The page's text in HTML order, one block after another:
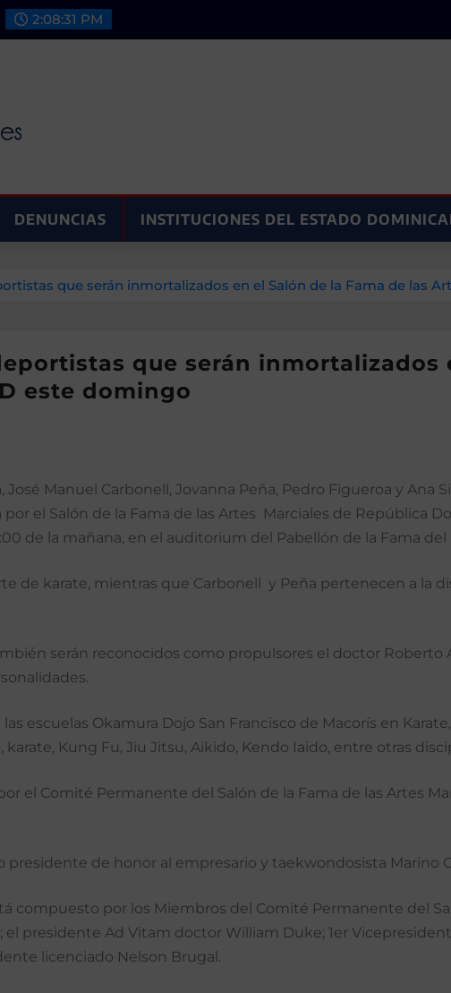
2:08:33 PM
DENUNCIAS INSTITUCIONES DEL ESTADO
que serán inmortalizados en el Salón de la Fama de las
que serán inmortalizados
este domingo
José Manuel Carbonell, Jovanna Peña, Pedro Figueroa y
el Salón de la Fama de las Artes Marciales de República
de la mañana, en el auditorium del Pabellón de la Fama
de karate, mientras que Carbonell y Peña pertenecen a la
serán reconocidos como propulsores el doctor Roberto
escuelas Okamura Dojo San Francisco de Macorís en
karate, Kung Fu, Jiu Jitsu, Aikido, Kendo Iaido, entre otras
el Comité Permanente del Salón de la Fama de las Artes
presidente de honor al empresario y taekwondosista Marino
compuesto por los Miembros del Comité Permanente del
el presidente Ad Vitam doctor William Duke; 1er
licenciado Nelson Brugal.